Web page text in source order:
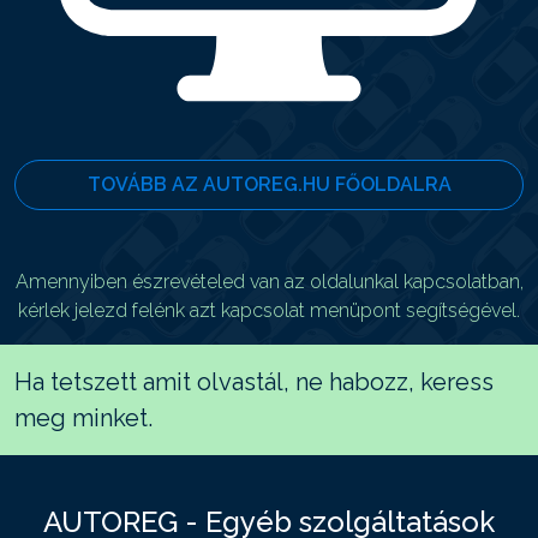
TOVÁBB AZ AUTOREG.HU FŐOLDALRA
Amennyiben észrevételed van az oldalunkal kapcsolatban,
kérlek jelezd felénk azt kapcsolat menüpont segítségével.
Ha tetszett amit olvastál, ne habozz, keress
meg minket.
AUTOREG - Egyéb szolgáltatások